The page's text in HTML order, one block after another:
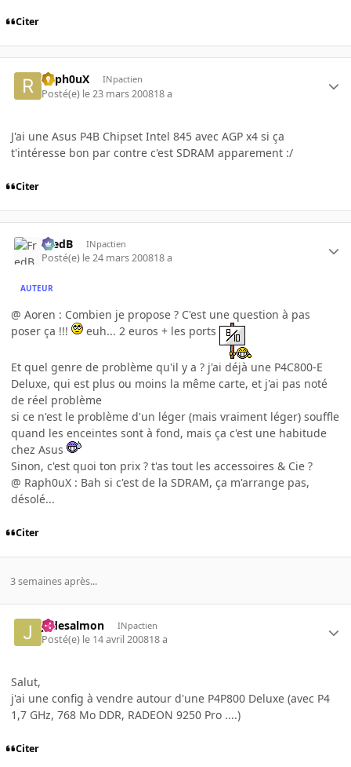
Citer
Raph0uX INpactien
Posté(e) le 23 mars 200818 a
J'ai une Asus P4B Chipset Intel 845 avec AGP x4 si ça
t'intéresse bon par contre c'est SDRAM apparement :/
Citer
FredB INpactien
Posté(e) le 24 mars 200818 a
AUTEUR
@ Aoren : Combien je propose ? C'est une question à pas
poser ça !!!
euh... 2 euros + les ports
Et quel genre de problème qu'il y a ? j'ai déjà une P4C800-E
Deluxe, qui est plus ou moins la même carte, et j'ai pas noté
de réel problème
si ce n'est le problème d'un léger (mais vraiment léger) souffle
quand les enceintes sont à fond, mais ça c'est une habitude
chez Asus
Sinon, c'est quoi ton prix ? t'as tout les accessoires & Cie ?
@ Raph0uX : Bah si c'est de la SDRAM, ça m'arrange pas,
désolé...
Citer
3 semaines après...
jadesalmon INpactien
Posté(e) le 14 avril 200818 a
Salut,
j'ai une config à vendre autour d'une P4P800 Deluxe (avec P4
1,7 GHz, 768 Mo DDR, RADEON 9250 Pro ....)
Citer